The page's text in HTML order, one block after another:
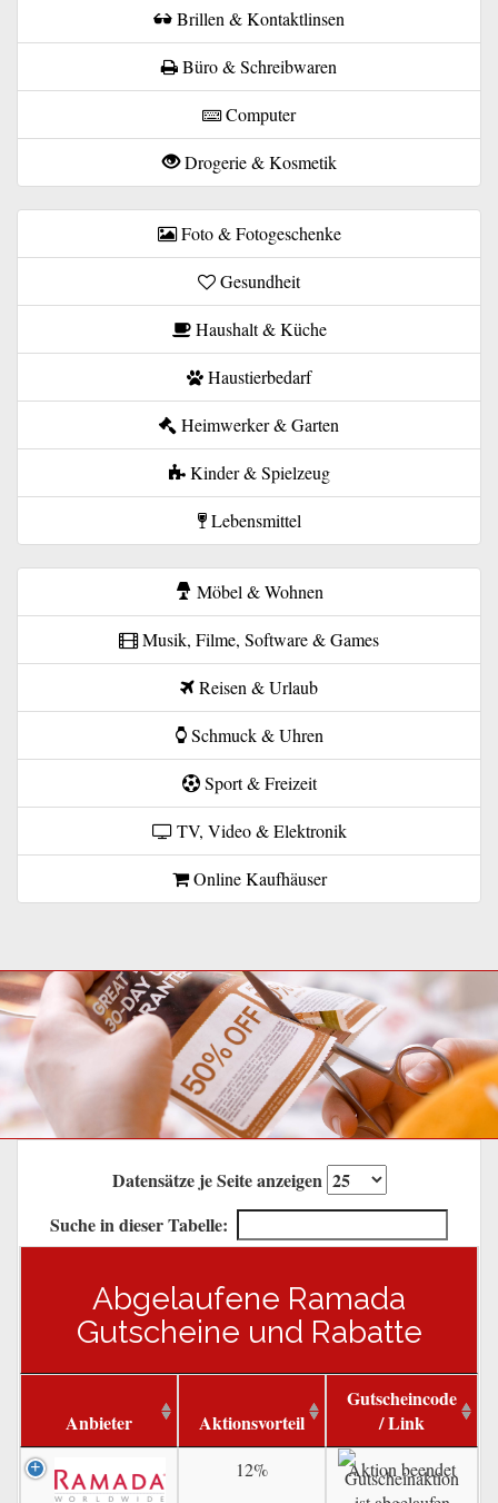
Brillen & Kontaktlinsen
Büro & Schreibwaren
Computer
Drogerie & Kosmetik
Foto & Fotogeschenke
Gesundheit
Haushalt & Küche
Haustierbedarf
Heimwerker & Garten
Kinder & Spielzeug
Lebensmittel
Möbel & Wohnen
Musik, Filme, Software & Games
Reisen & Urlaub
Schmuck & Uhren
Sport & Freizeit
TV, Video & Elektronik
Online Kaufhäuser
Datensätze je Seite anzeigen
Suche in dieser Tabelle:
Abgelaufene Ramada
Gutscheine und Rabatte
Anbieter Aktionsvorteil
Gutscheincode
/ Link
12% Aktion beendet